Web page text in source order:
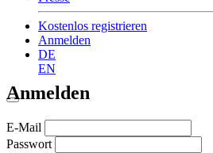
Kostenlos registrieren
Anmelden
DE
EN
Anmelden
E-Mail
Passwort